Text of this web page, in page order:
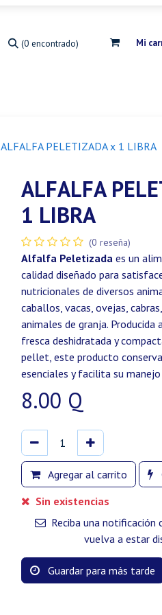
(0 encontrado) Mi
Control
ALFALFA PELETIZADA x 1 LIBRA
ALFALFA
1 LIBRA
(0 reseña)
Alfalfa Peletizada es un
calidad diseñado para
nutricionales de diversos
caballos, vacas, ovejas,
animales de granja.
fresca deshidratada y
pellet, este producto
esenciales y facilita su
8.00 Q
Agregar al carrito
Sin existencias
Reciba una notificación
vuelva a estar
Guardar para más tarde